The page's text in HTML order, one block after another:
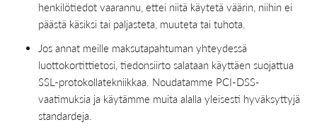
henkilötiedot vaarannu, ettei niitä käytetä väärin, niihin ei
päästä käsiksi tai paljasteta, muuteta tai tuhota.
Jos annat meille maksutapahtuman yhteydessä
luottokortittietosi, tiedonsiirto salataan käyttäen suojattua
SSL-protokollatekniikkaa. Noudatamme PCI-DSS-
vaatimuksia ja käytämme muita alalla yleisesti hyväksyttyjä
standardeja.